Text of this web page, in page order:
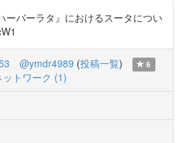
バーラタ』におけるスータについ
@ymdr4989 (投稿一覧)
6
ットワーク (1)